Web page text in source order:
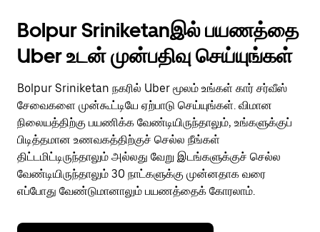
Bolpur Sriniketanஇல் பயணத்தை
Uber உடன் முன்பதிவு செய்யுங்கள்
Bolpur Sriniketan நகரில் Uber மூலம் உங்கள் கார் சர்வீஸ்
சேவைகளை முன்கூட்டியே ஏற்பாடு செய்யுங்கள். விமான
நிலையத்திற்கு பயணிக்க வேண்டியிருந்தாலும், உங்களுக்குப்
பிடித்தமான உணவகத்திற்குச் செல்ல நீங்கள்
திட்டமிட்டிருந்தாலும் அல்லது வேறு இடங்களுக்குச் செல்ல
வேண்டியிருந்தாலும் 30 நாட்களுக்கு முன்னதாக வரை
எப்போது வேண்டுமானாலும் பயணத்தைக் கோரலாம்.